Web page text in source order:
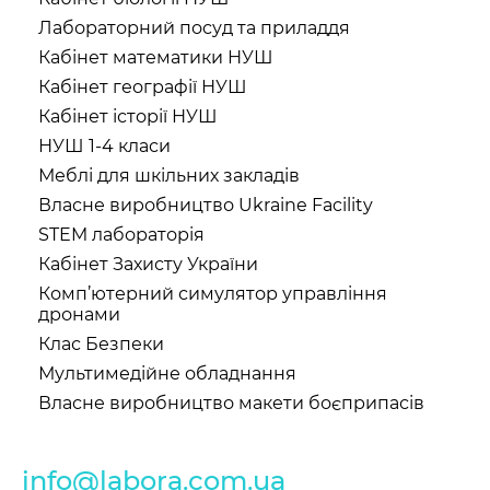
Лабораторний посуд та приладдя
Кабінет математики НУШ
Кабінет географії НУШ
Кабінет історії НУШ
НУШ 1-4 класи
Меблі для шкільних закладів
Власне виробництво Ukraine Facility
STEM лабораторія
Кабінет Захисту України
Комп’ютерний симулятор управління
дронами
Клас Безпеки
Мультимедійне обладнання
Власне виробництво макети боєприпасів
info@labora.com.ua